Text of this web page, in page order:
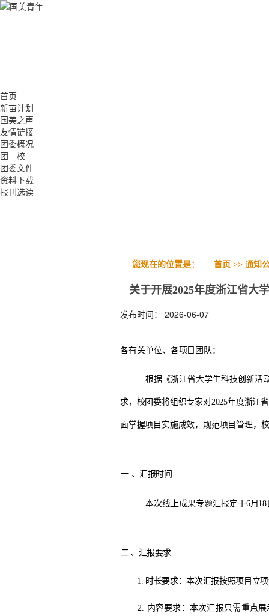
首页
新苗计划
国美之声
友情链接
团委概况
团 校
团委文件
资料下载
报刊选读
您现在的位置是： 首页 >> 通知
关于开展2025年度浙江省大
发布时间：
2026-06-07
各有关单位、各项目团队：
根据《浙江省大学生科技创新活
求，校团委将组织专家对2025年度浙江
面掌握项目实施成效，规范项目管理，
一 、汇报时间
本次线上成果专题汇报定于6月 18
二 、汇报要求
1. 时长要求：本次汇报按照项目立
2. 内容要求：本次汇报只需重点